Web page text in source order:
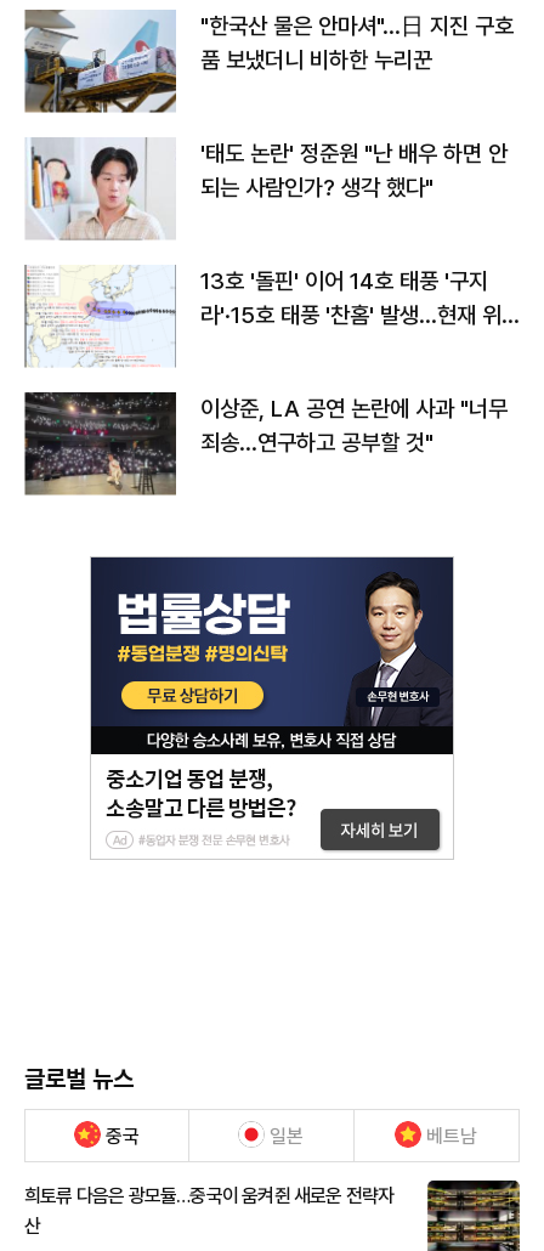
"한국산 물은 안마셔"…日 지진 구호
품 보냈더니 비하한 누리꾼
'태도 논란' 정준원 "난 배우 하면 안
되는 사람인가? 생각 했다"
13호 '돌핀' 이어 14호 태풍 '구지
라'·15호 태풍 '찬홈' 발생…현재 위
이상준, LA 공연 논란에 사과 "너무
죄송…연구하고 공부할 것"
글로벌 뉴스
중국 일본 베트남
희토류 다음은 광모듈…중국이 움켜쥔 새로운 전략자
산